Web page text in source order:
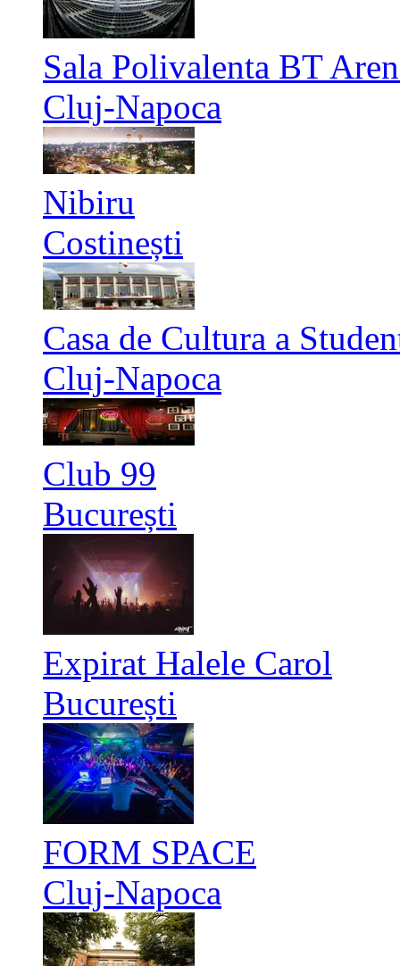
Sala Polivalenta BT
Cluj-Napoca
Nibiru
Costinești
Casa de Cultura a
Cluj-Napoca
Club 99
București
Expirat Halele Carol
București
FORM SPACE
Cluj-Napoca